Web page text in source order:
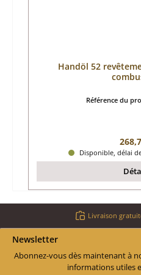
Handöl 52
Référence du
Prix
Disponible, délai
Livraison
Newsletter
Abonnez-vous dès maintenant à
informations utiles